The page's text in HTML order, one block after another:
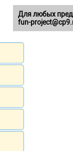
Для любых
fun-